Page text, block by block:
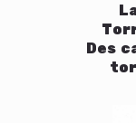
Des